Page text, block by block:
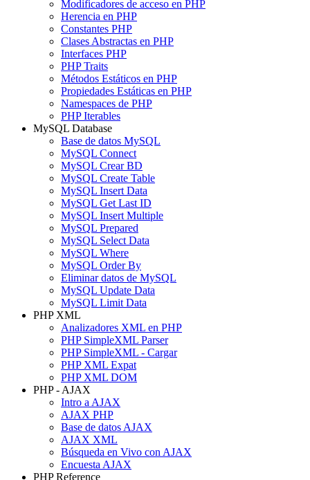
Modificadores de acceso en PHP
Herencia en PHP
Constantes PHP
Clases Abstractas en PHP
Interfaces PHP
PHP Traits
Métodos Estáticos en PHP
Propiedades Estáticas en PHP
Namespaces de PHP
PHP Iterables
MySQL Database
Base de datos MySQL
MySQL Connect
MySQL Crear BD
MySQL Create Table
MySQL Insert Data
MySQL Get Last ID
MySQL Insert Multiple
MySQL Prepared
MySQL Select Data
MySQL Where
MySQL Order By
Eliminar datos de MySQL
MySQL Update Data
MySQL Limit Data
PHP XML
Analizadores XML en PHP
PHP SimpleXML Parser
PHP SimpleXML - Cargar
PHP XML Expat
PHP XML DOM
PHP - AJAX
Intro a AJAX
AJAX PHP
Base de datos AJAX
AJAX XML
Búsqueda en Vivo con AJAX
Encuesta AJAX
PHP Reference